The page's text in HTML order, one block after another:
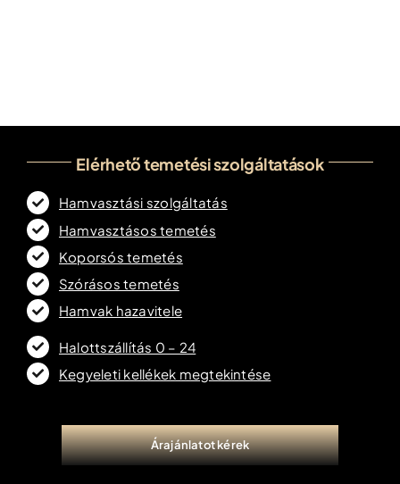
Elérhető temetési szolgáltatások
Hamvasztási szolgáltatás
Hamvasztásos temetés
Koporsós temetés
Szórásos temetés
Hamvak hazavitele
Halottszállítás 0 – 24
Kegyeleti kellékek megtekintése
Árajánlatot kérek